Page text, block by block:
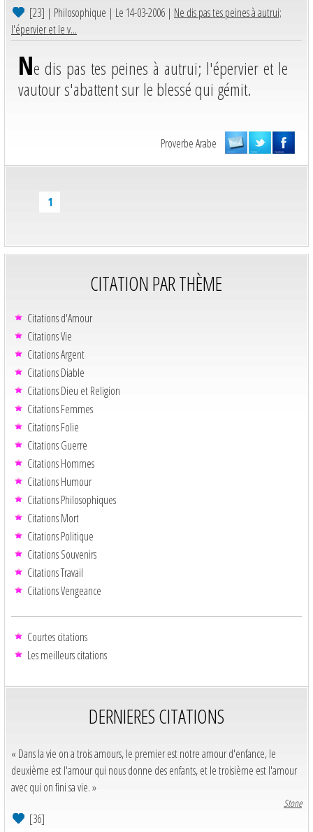
[23] | Philosophique | Le 14-03-2006 | Ne dis pas tes peines à autrui;
l'épervier et le v...
Ne dis pas tes peines à autrui; l'épervier et le
vautour s'abattent sur le blessé qui gémit.
Proverbe Arabe
1
CITATION PAR THÈME
Citations d'Amour
Citations Vie
Citations Argent
Citations Diable
Citations Dieu et Religion
Citations Femmes
Citations Folie
Citations Guerre
Citations Hommes
Citations Humour
Citations Philosophiques
Citations Mort
Citations Politique
Citations Souvenirs
Citations Travail
Citations Vengeance
Courtes citations
Les meilleurs citations
DERNIERES CITATIONS
« Dans la vie on a trois amours, le premier est notre amour d'enfance, le
deuxième est l'amour qui nous donne des enfants, et le troisième est l'amour
avec qui on fini sa vie. »
Stone
[36]